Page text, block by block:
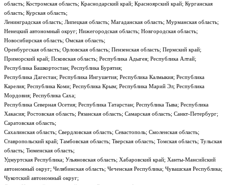
область; Костромская область; Краснодарский край; Красноярский край; Курганская
область; Курская область;
Ленинградская область; Липецкая область; Магаданская область; Мурманская область;
Ненецкий автономный округ; Нижегородская область; Новгородская область;
Новосибирская область; Омская область;
Оренбургская область; Орловская область; Пензенская область; Пермский край;
Приморский край; Псковская область; Республика Адыгея; Республика Алтай;
Республика Башкортостан; Республика Бурятия;
Республика Дагестан; Республика Ингушетия; Республика Калмыкия; Республика
Карелия; Республика Коми; Республика Крым; Республика Марий Эл; Республика
Мордовия; Республика Саха;
Республика Северная Осетия; Республика Татарстан; Республика Тыва; Республика
Хакасия; Ростовская область; Рязанская область; Самарская область; Санкт-Петербург;
Саратовская область;
Сахалинская область; Свердловская область; Севастополь; Смоленская область;
Ставропольский край; Тамбовская область; Тверская область; Томская область; Тульская
область; Тюменская область;
Удмуртская Республика; Ульяновская область; Хабаровский край; Ханты-Мансийский
автономный округ; Челябинская область; Чеченская Республика; Чувашская Республика;
Чукотский автономный округ;